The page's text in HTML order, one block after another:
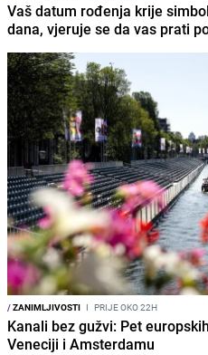
Vaš datum rođenja krije
dana, vjeruje se da vas prati
/ZANIMLJIVOSTI I PRIJE OKO 22H
Kanali bez gužvi: Pet
Veneciji i Amsterdamu